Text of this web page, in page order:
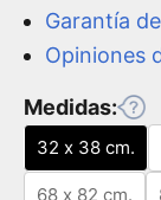
Garantía
Opiniones
Medidas:
32 x 38 cm.
68 x 82 cm.